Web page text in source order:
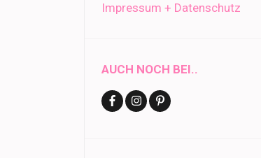
Impressum + Datenschutz
AUCH NOCH BEI..